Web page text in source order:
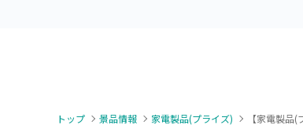
トップ 景品情報 家電製品(プライズ) 【家電製品